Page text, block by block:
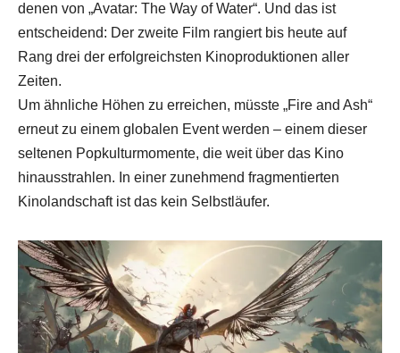
denen von „Avatar: The Way of Water“. Und das ist
entscheidend: Der zweite Film rangiert bis heute auf
Rang drei der erfolgreichsten Kinoproduktionen aller
Zeiten.
Um ähnliche Höhen zu erreichen, müsste „Fire and Ash“
erneut zu einem globalen Event werden – einem dieser
seltenen Popkulturmomente, die weit über das Kino
hinausstrahlen. In einer zunehmend fragmentierten
Kinolandschaft ist das kein Selbstläufer.